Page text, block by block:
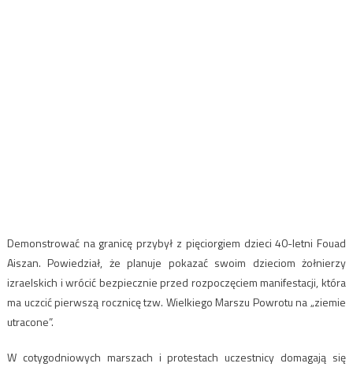
Demonstrować na granicę przybył z pięciorgiem dzieci 40-letni Fouad
Aiszan. Powiedział, że planuje pokazać swoim dzieciom żołnierzy
izraelskich i wrócić bezpiecznie przed rozpoczęciem manifestacji, która
ma uczcić pierwszą rocznicę tzw. Wielkiego Marszu Powrotu na „ziemie
utracone”.
W cotygodniowych marszach i protestach uczestnicy domagają się